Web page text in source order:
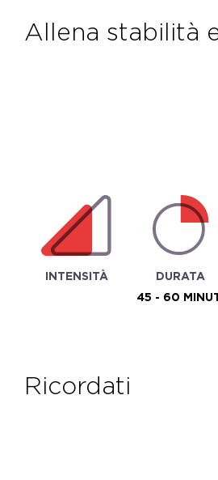
allena stabilità
INTENSITÀ
DURATA
45 - 60
ricordati